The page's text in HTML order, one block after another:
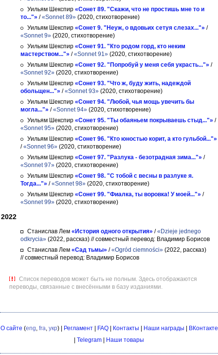
Уильям Шекспир «Сонет 89. "Скажи, что не простишь мне то и
то..."» /«Sonnet 89» (2020, стихотворение)
Уильям Шекспир «Сонет 9. "Неуж, о вдовьих сетуя слезах..."» /
«Sonnet 9» (2020, стихотворение)
Уильям Шекспир «Сонет 91. "Кто родом горд, кто неким
мастерством..."» /«Sonnet 91» (2020, стихотворение)
Уильям Шекспир «Сонет 92. "Попробуй у меня себя украсть..."» /
«Sonnet 92» (2020, стихотворение)
Уильям Шекспир «Сонет 93. "Что ж, буду жить, надеждой
обольщен..."» /«Sonnet 93» (2020, стихотворение)
Уильям Шекспир «Сонет 94. "Любой, чья мощь увечить бы
могла..."» /«Sonnet 94» (2020, стихотворение)
Уильям Шекспир «Сонет 95. "Ты обаяньем покрываешь стыд..."» /
«Sonnet 95» (2020, стихотворение)
Уильям Шекспир «Сонет 96. "Кто юностью корит, а кто гульбой..."»
/«Sonnet 96» (2020, стихотворение)
Уильям Шекспир «Сонет 97. "Разлука - безотрадная зима..."» /
«Sonnet 97» (2020, стихотворение)
Уильям Шекспир «Сонет 98. "С тобой с весны в разлуке я.
Тогда..."» /«Sonnet 98» (2020, стихотворение)
Уильям Шекспир «Сонет 99. "Фиалка, ты воровка! У моей..."» /
«Sonnet 99» (2020, стихотворение)
2022
Станислав Лем «История одного открытия» /«Dzieje jednego
odkrycia» (2022, рассказ) // совместный перевод: Владимир Борисов
Станислав Лем «Сад тьмы» /«Ogród ciemności» (2022, рассказ)
// совместный перевод: Владимир Борисов
Список переводов может быть не полным. Здесь отображаются
переводы, связанные с внесёнными в базу изданиями.
О сайте (eng, fra, укр) | Регламент| FAQ| Контакты Наши награды
ВКонтакте
Telegram Наши товары